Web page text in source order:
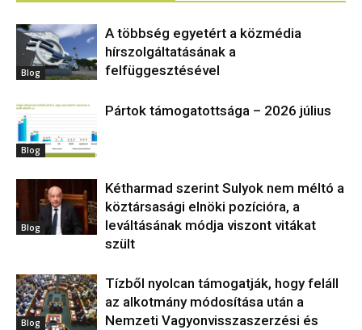
Blog
A többség egyetért a közmédia
hírszolgáltatásának a
felfüggesztésével
Blog
Pártok támogatottsága – 2026 július
Blog
Kétharmad szerint Sulyok nem méltó a
köztársasági elnöki pozícióra, a
leváltásának módja viszont vitákat
szült
Blog
Tízből nyolcan támogatják, hogy feláll
az alkotmány módosítása után a
Nemzeti Vagyonvisszaszerzési és